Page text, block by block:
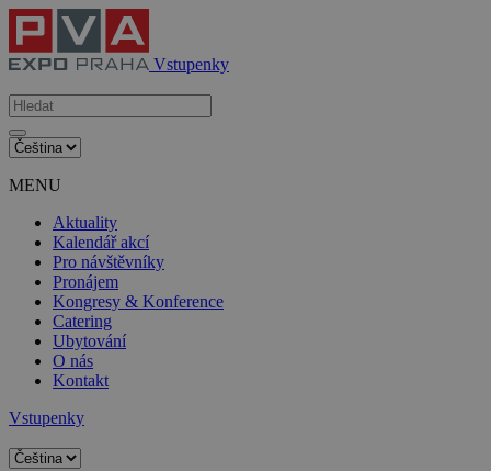
Vstupenky
MENU
Aktuality
Kalendář akcí
Pro návštěvníky
Pronájem
Kongresy & Konference
Catering
Ubytování
O nás
Kontakt
Vstupenky